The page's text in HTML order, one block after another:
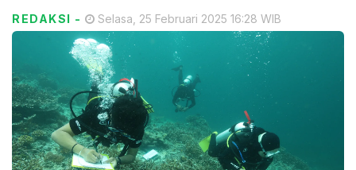
REDAKSI - Selasa, 25 Februari 2025 16:28 WIB